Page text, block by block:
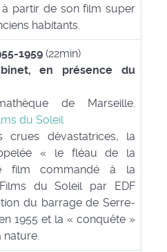
partir de son film super
habitants.
1959 (22min)
en présence du
de Marseille.
du Soleil
dévastatrices, la
« le fléau de la
film commandé à la
du Soleil par EDF
du barrage de Serre-
1955 et la « conquête »
nature.